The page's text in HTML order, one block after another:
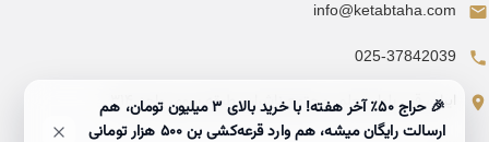
info@ketabtaha.com
025-37842039
ایران، قم، بلوار معلم، مجتمع ناشران، طبقه سوم، واحد ۳۱۴
🎉 حراج ۵۰٪ آخر هفته! با خرید بالای 3 میلیون تومان، هم
ارسالت رایگان میشه، هم وارد قرعه‌کشی بن ۵۰۰ هزار تومانی